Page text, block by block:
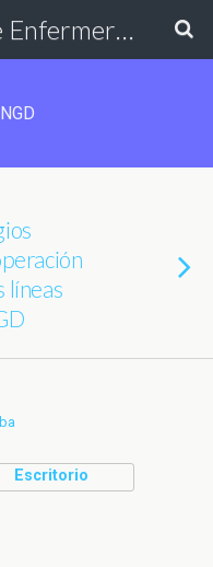
Excmo. Colegio de Enfermería de Cádiz
líneas
Escritorio